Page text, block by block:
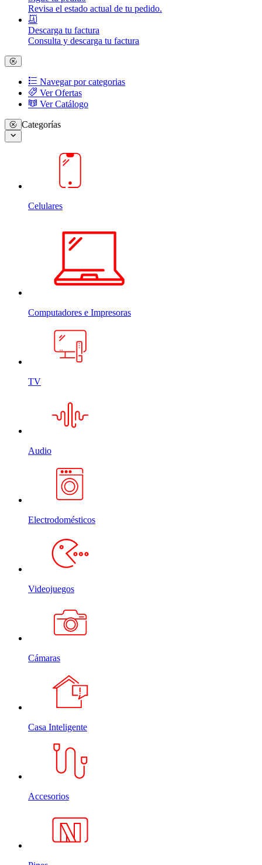
Revisa el estado actual de tu pedido.
Descarga tu factura
Consulta y descarga tu factura
Navegar por categorias
Ver Ofertas
Ver Catálogo
Categorías
Celulares
Computadores e Impresoras
TV
Audio
Electrodomésticos
Videojuegos
Cámaras
Casa Inteligente
Accesorios